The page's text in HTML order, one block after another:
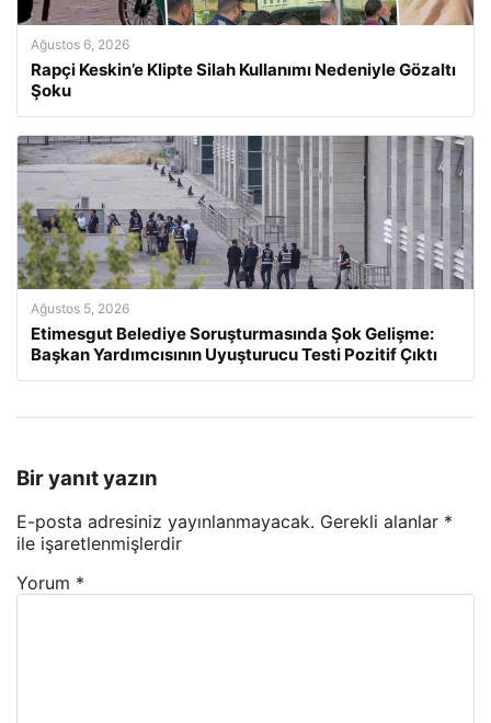
Ağustos 6, 2026
Rapçi Keskin’e Klipte Silah Kullanımı Nedeniyle Gözaltı
Şoku
Ağustos 5, 2026
Etimesgut Belediye Soruşturmasında Şok Gelişme:
Başkan Yardımcısının Uyuşturucu Testi Pozitif Çıktı
Bir yanıt yazın
E-posta adresiniz yayınlanmayacak. Gerekli alanlar *
ile işaretlenmişlerdir
Yorum *